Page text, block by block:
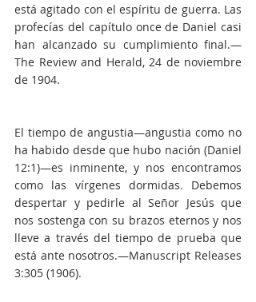
está agitado con el espíritu de guerra. Las
profecías del capítulo once de Daniel casi
han alcanzado su cumplimiento final.—
The Review and Herald, 24 de noviembre
de 1904.
El tiempo de angustia—angustia como no
ha habido desde que hubo nación (Daniel
12:1)—es inminente, y nos encontramos
como las vírgenes dormidas. Debemos
despertar y pedirle al Señor Jesús que
nos sostenga con su brazos eternos y nos
lleve a través del tiempo de prueba que
está ante nosotros.—Manuscript Releases
3:305 (1906).